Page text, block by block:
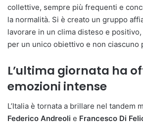
collettive, sempre più frequenti e
la normalità. Si è creato un gruppo
lavorare in un clima disteso e
per un unico obiettivo e non ciascuno
L’ultima giornata ha
emozioni intense
L’Italia è tornata a brillare nel tandem
Federico Andreoli e Francesco Di